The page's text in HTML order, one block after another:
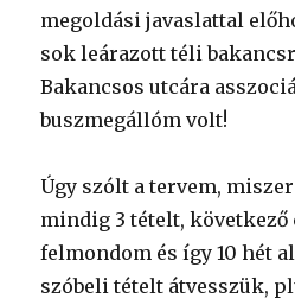
megoldási javaslattal
sok leárazott téli
Bakancsos utcára
buszmegállóm volt!
Úgy szólt a tervem,
mindig 3 tételt,
felmondom és így 10 hét
szóbeli tételt átvesszük,